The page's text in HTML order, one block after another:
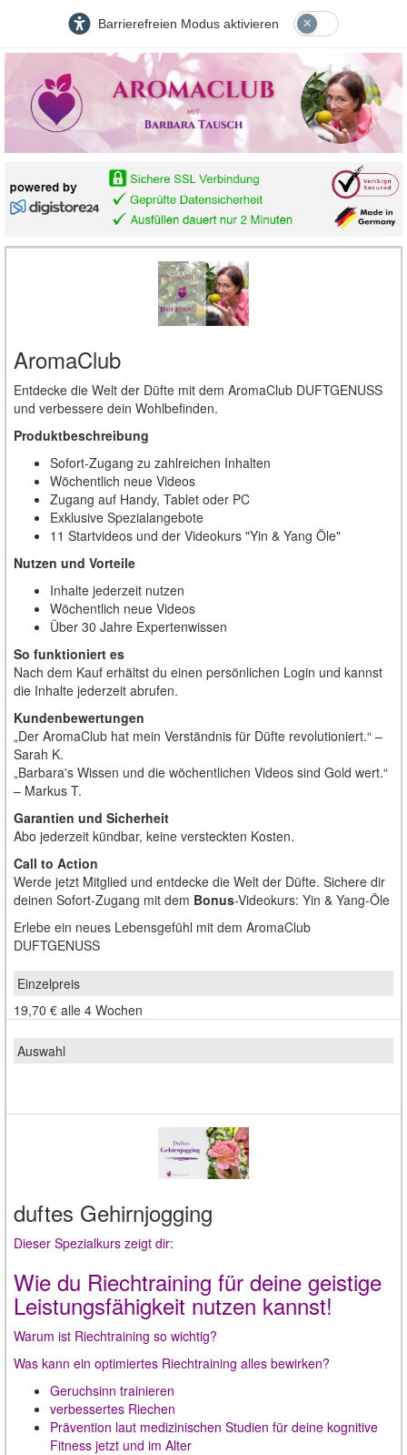
Barrierefreien Modus aktivieren
AromaClub
Entdecke die Welt der Düfte mit dem AromaClub DUFTGENUSS
und verbessere dein Wohlbefinden.
Produktbeschreibung
Sofort-Zugang zu zahlreichen Inhalten
Wöchentlich neue Videos
Zugang auf Handy, Tablet oder PC
Exklusive Spezialangebote
11 Startvideos und der Videokurs "Yin & Yang Öle"
Nutzen und Vorteile
Inhalte jederzeit nutzen
Wöchentlich neue Videos
Über 30 Jahre Expertenwissen
So funktioniert es
Nach dem Kauf erhältst du einen persönlichen Login und kannst
die Inhalte jederzeit abrufen.
Kundenbewertungen
„Der AromaClub hat mein Verständnis für Düfte revolutioniert.“ –
Sarah K.
„Barbara's Wissen und die wöchentlichen Videos sind Gold wert.“
– Markus T.
Garantien und Sicherheit
Abo jederzeit kündbar, keine versteckten Kosten.
Call to Action
Werde jetzt Mitglied und entdecke die Welt der Düfte. Sichere dir
deinen Sofort-Zugang mit dem Bonus-Videokurs: Yin & Yang-Öle
Erlebe ein neues Lebensgefühl mit dem AromaClub
DUFTGENUSS
19,70 € alle 4 Wochen
duftes Gehirnjogging
Dieser Spezialkurs zeigt dir:
Wie du Riechtraining für deine geistige
Leistungsfähigkeit nutzen kannst!
Warum ist Riechtraining so wichtig?
Was kann ein optimiertes Riechtraining alles bewirken?
Geruchsinn trainieren
verbessertes Riechen
Prävention laut medizinischen Studien für deine kognitive
Fitness jetzt und im Alter